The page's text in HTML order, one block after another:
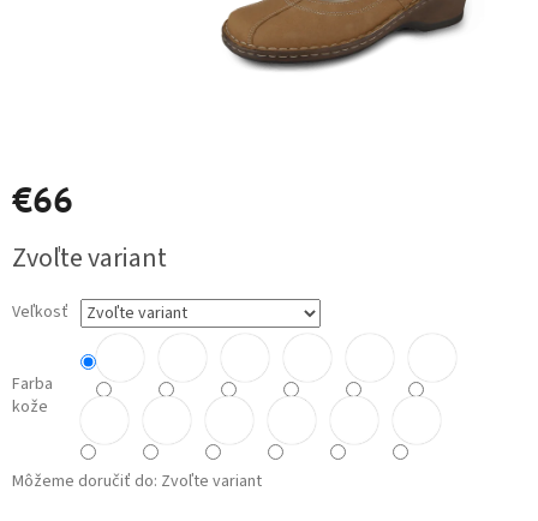
€66
cena:
Zvoľte variant
Veľkosť
Farba
kože
Môžeme doručiť do: Zvoľte variant